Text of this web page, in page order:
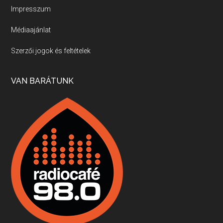
Villány, kékfrankos, Jackfall
Apr 17, 2026 • 00:35:38
Boston, teadélután, bab és homár
Apr 9, 2026 • 00:37:17
Fermentáljunk, a testünk meghálálja!
Apr 3, 2026 • 00:36:07
Impresszum
Médiaajánlat
Szerzői jogok és feltételek
VAN BARÁTUNK